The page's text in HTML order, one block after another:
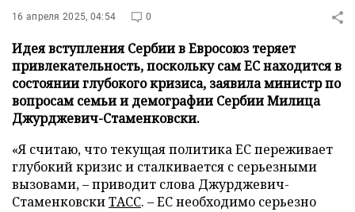
16 апреля 2025, 04:54 0
Идея вступления Сербии в Евросоюз теряет
привлекательность, поскольку сам ЕС находится в
состоянии глубокого кризиса, заявила министр по
вопросам семьи и демографии Сербии Милица
Джурджевич-Стаменковски.
«Я считаю, что текущая политика ЕС переживает
глубокий кризис и сталкивается с серьезными
вызовами, – приводит слова Джурджевич-
СтаменковскиТАСС. – ЕС необходимо серьезно